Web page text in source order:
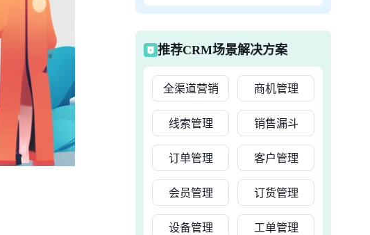
推荐CRM场景解决方案
全渠道营销 商机管理
线索管理 销售漏斗
订单管理 客户管理
会员管理 订货管理
设备管理 工单管理